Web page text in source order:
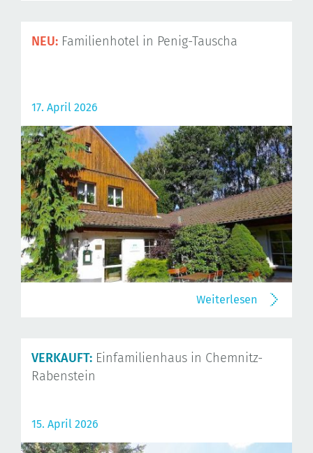
NEU: Familienhotel in Penig-Tauscha
17. April 2026
Weiterlesen
VERKAUFT: Einfamilienhaus in Chemnitz-
Rabenstein
15. April 2026